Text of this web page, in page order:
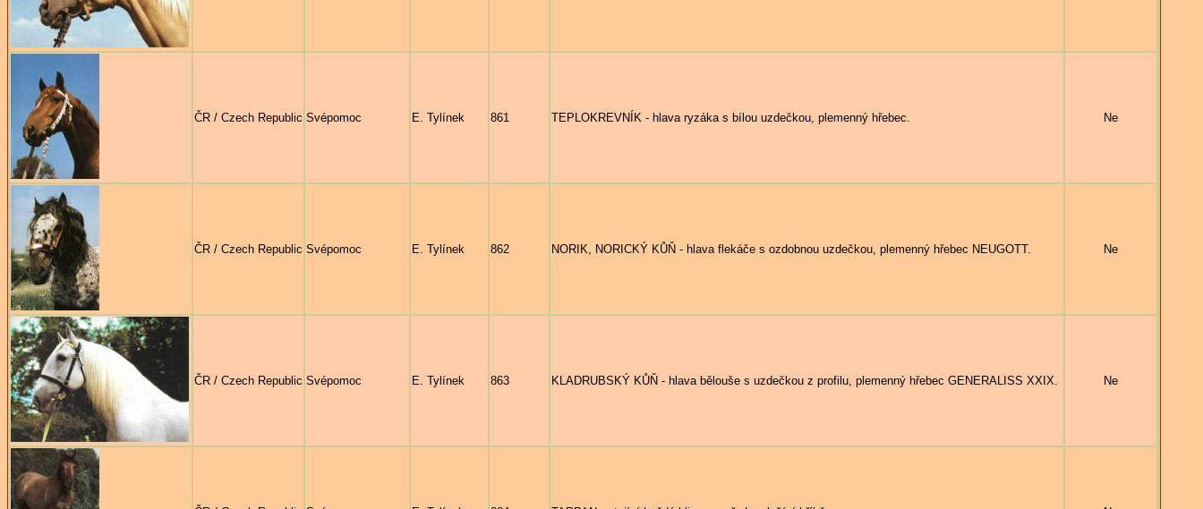
ČR / Czech Republic Svépomoc E. Tylínek 861 TEPLOKREVNÍK - hlava ryzáka s bílou uzdečkou, plemenný hřebec. Ne
ČR / Czech Republic Svépomoc E. Tylínek 862 NORIK, NORICKÝ KŮŇ - hlava flekáče s ozdobnou uzdečkou, plemenný hřebec NEUGOTT. Ne
ČR / Czech Republic Svépomoc E. Tylínek 863 KLADRUBSKÝ KŮŇ - hlava bělouše s uzdečkou z profilu, plemenný hřebec GENERALISS XXIX. Ne